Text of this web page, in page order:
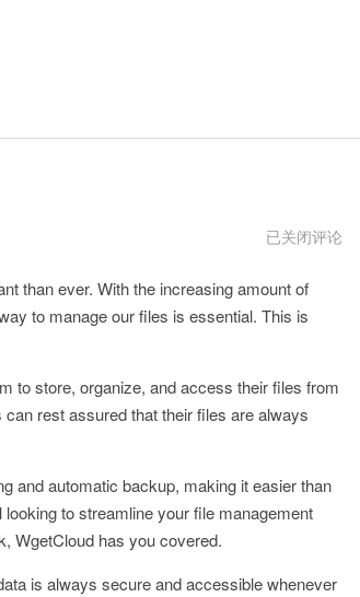
WgetCloud
网
址
已关闭评论
than ever. With the increasing amount of
to manage our files is essential. This is
to store, organize, and access their files from
rest assured that their files are always
and automatic backup, making it easier than
to streamline your file management
WgetCloud has you covered.
is always secure and accessible whenever